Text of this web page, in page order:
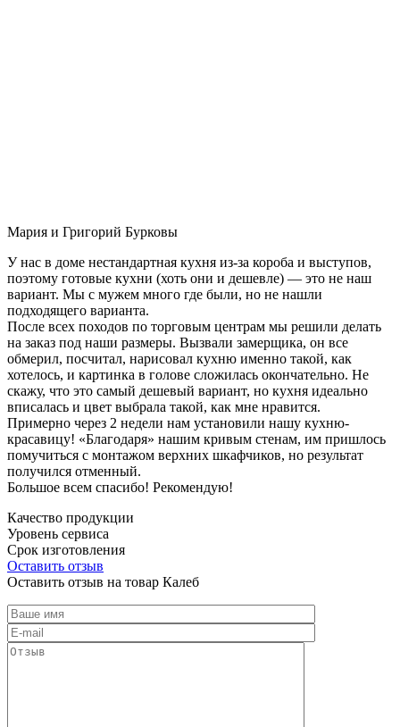
Мария и Григорий Бурковы
У нас в доме нестандартная кухня из-за короба и выступов,
поэтому готовые кухни (хоть они и дешевле) — это не наш
вариант. Мы с мужем много где были, но не нашли
подходящего варианта.
После всех походов по торговым центрам мы решили делать
на заказ под наши размеры. Вызвали замерщика, он все
обмерил, посчитал, нарисовал кухню именно такой, как
хотелось, и картинка в голове сложилась окончательно. Не
скажу, что это самый дешевый вариант, но кухня идеально
вписалась и цвет выбрала такой, как мне нравится.
Примерно через 2 недели нам установили нашу кухню-
красавицу! «Благодаря» нашим кривым стенам, им пришлось
помучиться с монтажом верхних шкафчиков, но результат
получился отменный.
Большое всем спасибо! Рекомендую!
Качество продукции
Уровень сервиса
Срок изготовления
Оставить отзыв
Оставить отзыв на товар Калеб